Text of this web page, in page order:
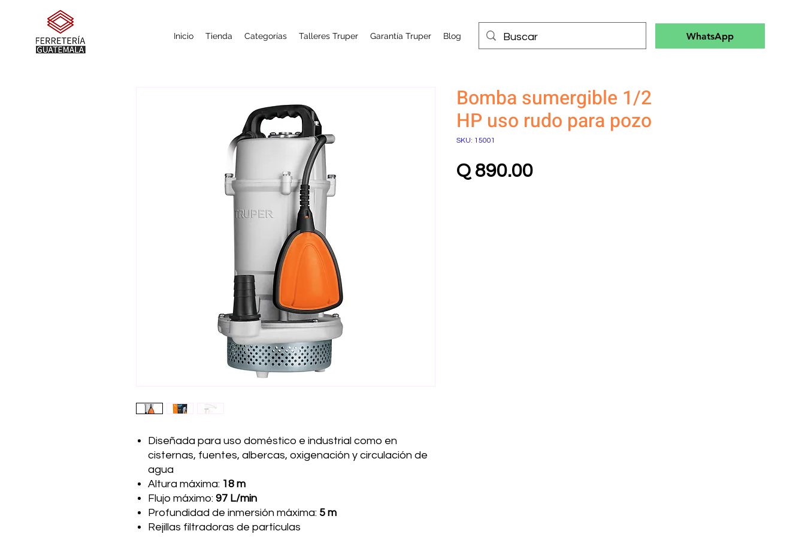
Inicio Tienda Categorías Talleres Truper Garantía Truper Blog WhatsApp
Diseñada para uso doméstico e industrial como en
cisternas, fuentes, albercas, oxigenación y circulación de
agua
Altura máxima: 18 m
Flujo máximo: 97 L/min
Profundidad de inmersión máxima: 5 m
Rejillas filtradoras de partículas
Bomba sumergible 1/2
HP uso rudo para pozo
SKU: 15001
Q 890.00Precio